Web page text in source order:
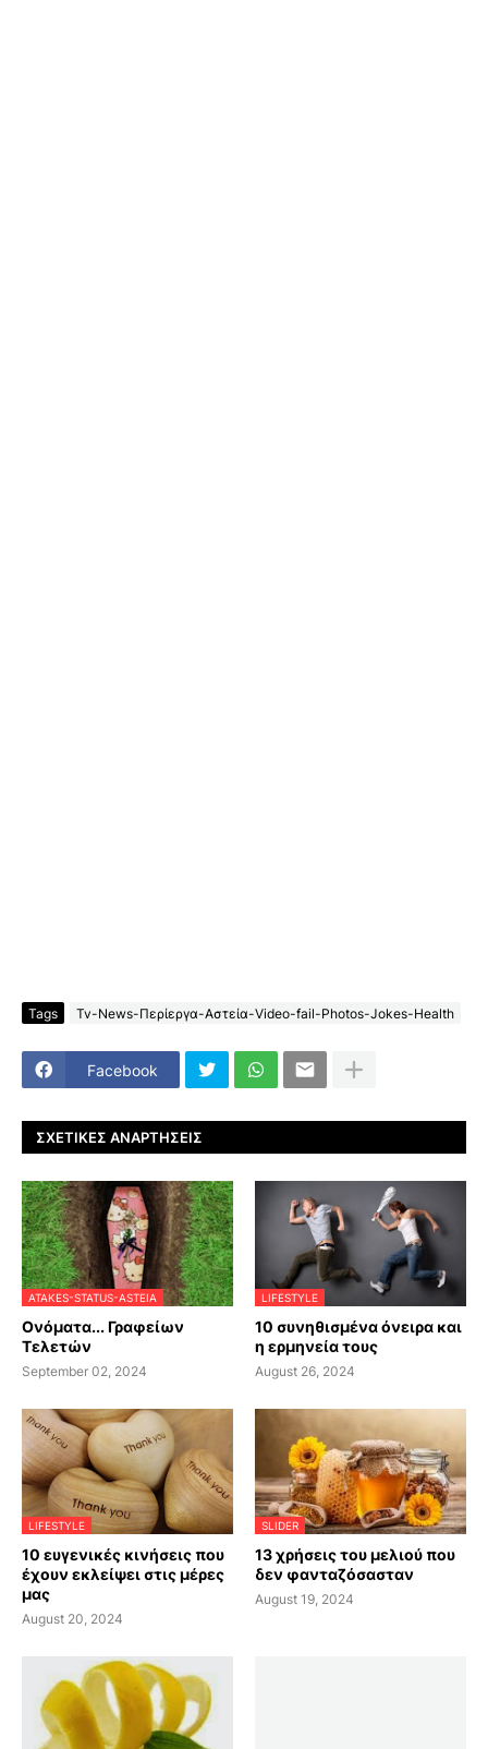
Tags Tv-News-Περίεργα-Αστεία-Video-fail-Photos-Jokes-Health
Facebook
ΣΧΕΤΙΚΈΣ ΑΝΑΡΤΉΣΕΙΣ
ATAKES-STATUS-ASTEIA
Ονόματα... Γραφείων
Τελετών
September 02, 2024
LIFESTYLE
10 συνηθισμένα όνειρα και
η ερμηνεία τους
August 26, 2024
LIFESTYLE
10 ευγενικές κινήσεις που
έχουν εκλείψει στις μέρες
μας
August 20, 2024
SLIDER
13 χρήσεις του μελιού που
δεν φανταζόσασταν
August 19, 2024